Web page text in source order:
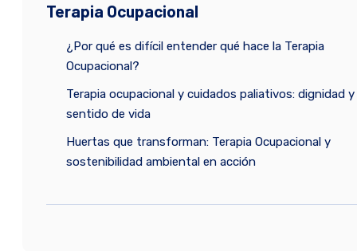
Terapia Ocupacional
¿Por qué es difícil entender qué hace la Terapia
Ocupacional?
Terapia ocupacional y cuidados paliativos: dignidad y
sentido de vida
Huertas que transforman: Terapia Ocupacional y
sostenibilidad ambiental en acción